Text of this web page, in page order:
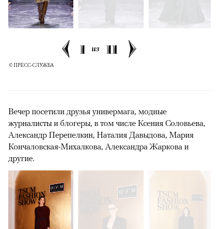
1 из 11
© ПРЕСС-СЛУЖБА
Вечер посетили друзья универмага, модные
журналисты и блогеры, в том числе Ксения Соловьева,
Александр Перепелкин, Наталия Давыдова, Мария
Кончаловская-Михалкова, Александра Жаркова и
другие.